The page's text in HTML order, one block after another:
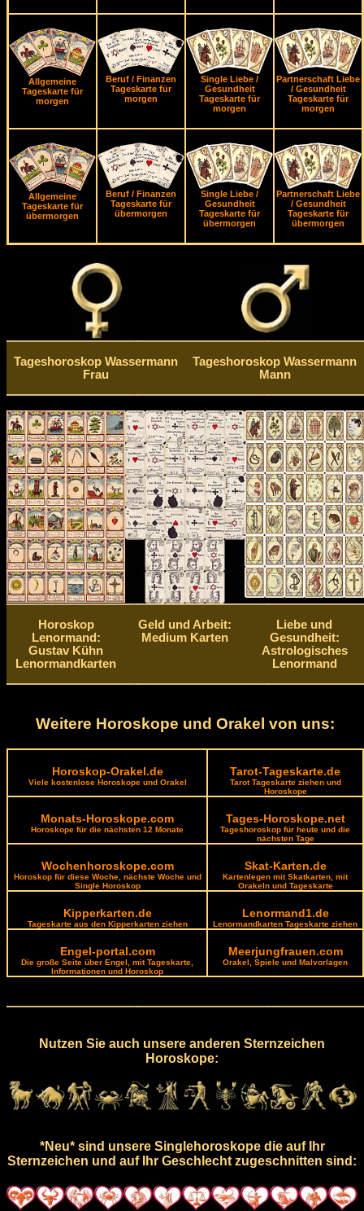
Allgemeine
Tageskarte für
morgen
Beruf / Finanzen
Tageskarte für
morgen
Single Liebe /
Gesundheit
Tageskarte für
morgen
Partnerschaft Liebe
/ Gesundheit
Tageskarte für
morgen
Allgemeine
Tageskarte für
übermorgen
Beruf / Finanzen
Tageskarte für
übermorgen
Single Liebe /
Gesundheit
Tageskarte für
übermorgen
Partnerschaft Liebe
/ Gesundheit
Tageskarte für
übermorgen
Tageshoroskop Wassermann
Frau
Tageshoroskop Wassermann
Mann
Horoskop
Lenormand:
Gustav Kühn
Lenormandkarten
Geld und Arbeit:
Medium Karten
Liebe und
Gesundheit:
Astrologisches
Lenormand
Weitere Horoskope und Orakel von uns:
Horoskop-Orakel.de
Viele kostenlose Horoskope und Orakel
Tarot-Tageskarte.de
Tarot Tageskarte ziehen und
Horoskope
Monats-Horoskope.com
Horoskope für die nächsten 12 Monate
Tages-Horoskope.net
Tageshoroskop für heute und die
nächsten Tage
Wochenhoroskope.com
Horoskop für diese Woche, nächste Woche und
Single Horoskop
Skat-Karten.de
Kartenlegen mit Skatkarten, mit
Orakeln und Tageskarte
Kipperkarten.de
Tageskarte aus den Kipperkarten ziehen
Lenormand1.de
Lenormandkarten Tageskarte ziehen
Engel-portal.com
Die große Seite über Engel, mit Tageskarte,
Informationen und Horoskop
Meerjungfrauen.com
Orakel, Spiele und Malvorlagen
Nutzen Sie auch unsere anderen Sternzeichen
Horoskope:
*Neu* sind unsere Singlehoroskope die auf Ihr
Sternzeichen und auf Ihr Geschlecht zugeschnitten sind: